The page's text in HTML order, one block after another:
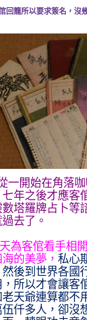
回籠所以要求簽名，沒
一開始在角落
年之後才應客
塔羅牌占卜等
去了。
為客倌看手相
的美夢， 私心
後到世界各國
所以才會讓客
天爺連算都不
仟多人，卻沒